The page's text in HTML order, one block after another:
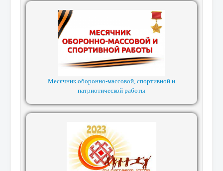
Месячник оборонно-массовой, спортивной и
патриотической работы